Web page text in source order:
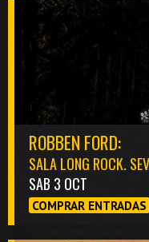
ROBBEN FORD:
SALA LONG ROCK.
SAB 3 OCT
COMPRAR ENTRADAS